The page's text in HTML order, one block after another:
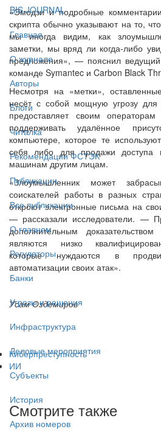
BIS JOURNAL
Главная
О журнале
Авторы
Блоги
Читалка
Рекомендации ФСТЭК
Публикации
Все публикации
О главном
Регуляторы
Банки
Угрозы и решения
Инфраструктура
Деловые мероприятия
Субъекты
История
Архив номеров
«Эмодзи и подробные
скрипта обычно указывают на то,
мы иногда видим, как
заметки, мы вряд ли когда-либо
предложения», — пояснил
команде Symantec и Carbon Black
Несмотря на «метки»,
несёт с собой мощную угрозу для
предоставляет своим
поддерживать удалённое
компьютере, которое те
себя либо для продажи доступа
машинам другим лицам.
«Злоумышленник может
соискателей работы в разных
откроют электронные письма на
— рассказали исследователи. —
дополнительным
являются низко
которые нуждаются в
автоматизации своих атак».
Усам Оздемиров
Киберпреступность
ИИ
Смотрите также